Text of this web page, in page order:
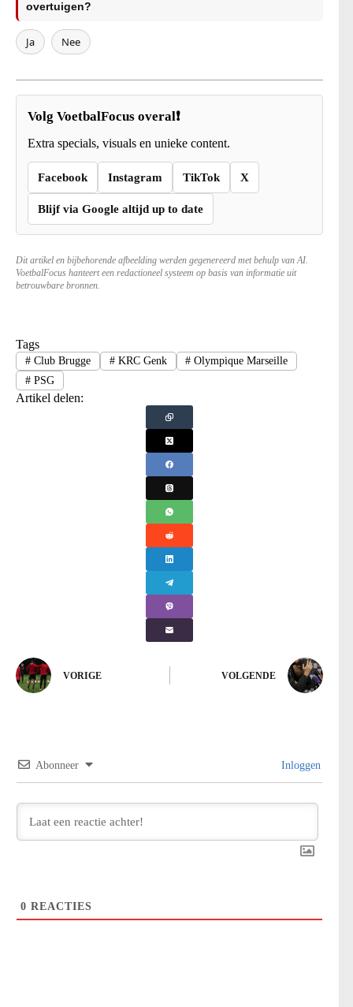
overtuigen?
Ja Nee
Volg VoetbalFocus overal❗
Extra specials, visuals en unieke content.
Facebook Instagram TikTok X
Blijf via Google altijd up to date
Dit artikel en bijbehorende afbeelding werden gegenereerd met behulp van AI.
VoetbalFocus hanteert een redactioneel systeem op basis van informatie uit
betrouwbare bronnen.
Tags
#Club Brugge #KRC Genk # Olympique Marseille
#PSG
Artikel delen:
VORIGE VOLGENDE
Abonneer Inloggen
0 REACTIES